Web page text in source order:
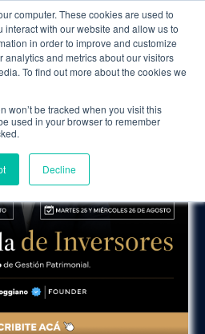
computer. These cookies are used to
with our website and allow us to
in order to improve and customize
and metrics about our visitors
To find out more about the cookies we
won’t be tracked when you visit this
used in your browser to remember
Decline
CDI MEMBRESÍA
FORMULARIO
· 2 MINUTOS
Dejanos
tus
datos.